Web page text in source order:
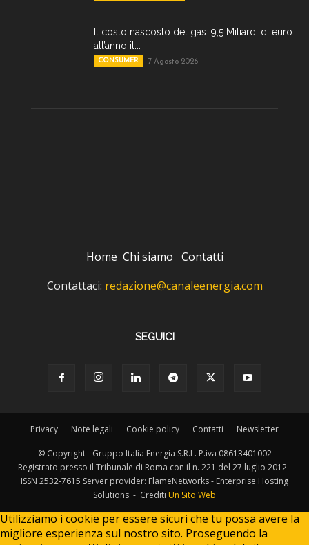
Il costo nascosto del gas: 9,5 Miliardi di euro
all’anno il...
CONSUMER 7 Agosto 2026
Home Chi siamo Contatti
Contattaci: redazione@canaleenergia.com
SEGUICI
Privacy Note legali Cookie policy Contatti Newsletter
© Copyright - Gruppo Italia Energia S.R.L. P.iva 08613401002
Registrato presso il Tribunale di Roma con il n. 221 del 27 luglio 2012 -
ISSN 2532-7615 Server provider: FlameNetworks - Enterprise Hosting
Solutions - Crediti Un Sito Web
Utilizziamo i cookie per essere sicuri che tu possa avere la
migliore esperienza sul nostro sito. Proseguendo la